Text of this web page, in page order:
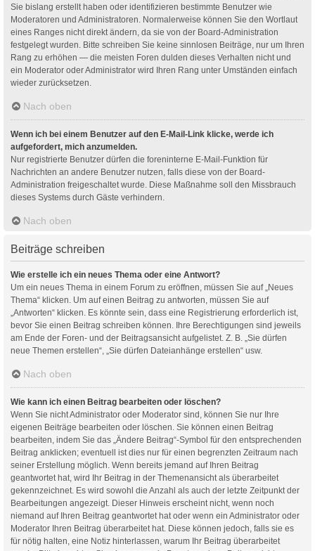
Sie bislang erstellt haben oder identifizieren bestimmte Benutzer wie
Moderatoren und Administratoren. Normalerweise können Sie den Wortlaut
eines Ranges nicht direkt ändern, da sie von der Board-Administration
festgelegt wurden. Bitte schreiben Sie keine sinnlosen Beiträge, nur um Ihren
Rang zu erhöhen — die meisten Foren dulden dieses Verhalten nicht und
ein Moderator oder Administrator wird Ihren Rang unter Umständen einfach
wieder zurücksetzen.
Nach oben
Wenn ich bei einem Benutzer auf den E-Mail-Link klicke, werde ich
aufgefordert, mich anzumelden.
Nur registrierte Benutzer dürfen die foreninterne E-Mail-Funktion für
Nachrichten an andere Benutzer nutzen, falls diese von der Board-
Administration freigeschaltet wurde. Diese Maßnahme soll den Missbrauch
dieses Systems durch Gäste verhindern.
Nach oben
Beiträge schreiben
Wie erstelle ich ein neues Thema oder eine Antwort?
Um ein neues Thema in einem Forum zu eröffnen, müssen Sie auf „Neues
Thema“ klicken. Um auf einen Beitrag zu antworten, müssen Sie auf
„Antworten“ klicken. Es könnte sein, dass eine Registrierung erforderlich ist,
bevor Sie einen Beitrag schreiben können. Ihre Berechtigungen sind jeweils
am Ende der Foren- und der Beitragsansicht aufgelistet. Z. B. „Sie dürfen
neue Themen erstellen“, „Sie dürfen Dateianhänge erstellen“ usw.
Nach oben
Wie kann ich einen Beitrag bearbeiten oder löschen?
Wenn Sie nicht Administrator oder Moderator sind, können Sie nur Ihre
eigenen Beiträge bearbeiten oder löschen. Sie können einen Beitrag
bearbeiten, indem Sie das „Ändere Beitrag“-Symbol für den entsprechenden
Beitrag anklicken; eventuell ist dies nur für einen begrenzten Zeitraum nach
seiner Erstellung möglich. Wenn bereits jemand auf Ihren Beitrag
geantwortet hat, wird Ihr Beitrag in der Themenansicht als überarbeitet
gekennzeichnet. Es wird sowohl die Anzahl als auch der letzte Zeitpunkt der
Bearbeitungen angezeigt. Dieser Hinweis erscheint nicht, wenn noch
niemand auf Ihren Beitrag geantwortet hat oder wenn ein Administrator oder
Moderator Ihren Beitrag überarbeitet hat. Diese können jedoch, falls sie es
für nötig halten, eine Notiz hinterlassen, warum Ihr Beitrag überarbeitet